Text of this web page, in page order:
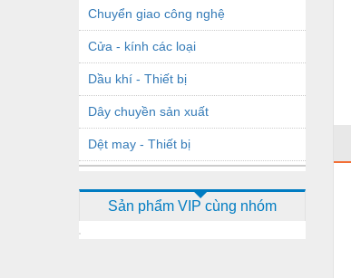
Chuyển giao công nghệ
Cửa - kính các loại
Dầu khí - Thiết bị
Dây chuyền sản xuất
Dệt may - Thiết bị
Dịch vụ - Thi công
Sản phẩm VIP cùng nhóm